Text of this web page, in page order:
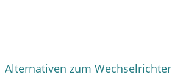
Alternativen zum Wechselrichter